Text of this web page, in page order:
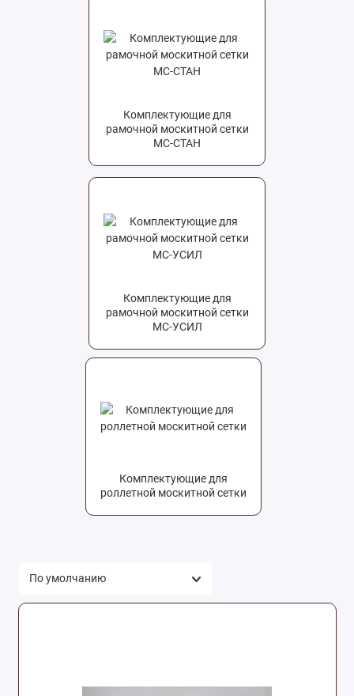
Комплектующие для
рамочной москитной сетки
МС-СТАН
Комплектующие для
рамочной москитной сетки
МС-УСИЛ
Комплектующие для
роллетной москитной сетки